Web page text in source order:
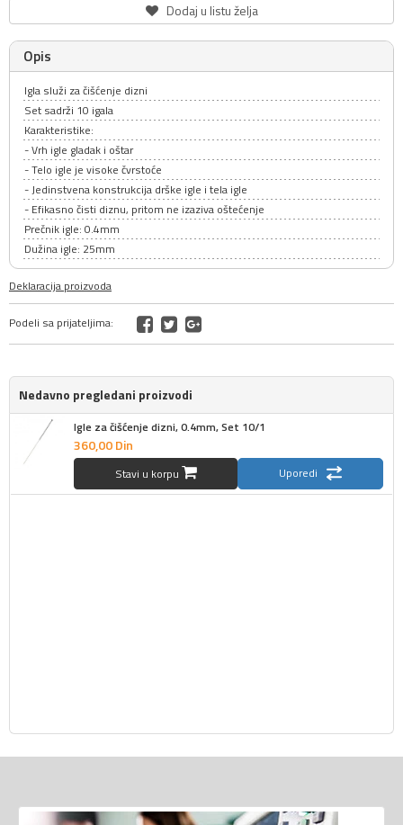
Dodaj u listu želja
Opis
Igla služi za čišćenje dizni
Set sadrži 10 igala
Karakteristike:
- Vrh igle gladak i oštar
- Telo igle je visoke čvrstoće
- Jedinstvena konstrukcija drške igle i tela igle
- Efikasno čisti diznu, pritom ne izaziva oštećenje
Prečnik igle: 0.4mm
Dužina igle: 25mm
Deklaracija proizvoda
Podeli sa prijateljima:
Nedavno pregledani proizvodi
Igle za čišćenje dizni, 0.4mm, Set 10/1
360,00Din
Stavi u korpu Uporedi